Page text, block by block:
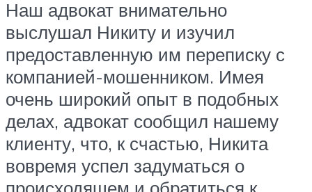
Наш адвокат внимательно
выслушал Никиту и изучил
предоставленную им переписку с
компанией-мошенником. Имея
очень широкий опыт в подобных
делах, адвокат сообщил нашему
клиенту, что, к счастью, Никита
вовремя успел задуматься о